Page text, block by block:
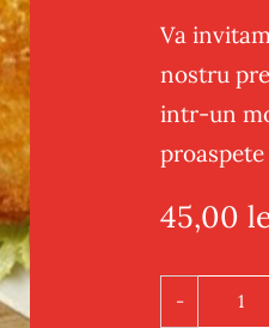
Va
nostru
intr-un
45,00